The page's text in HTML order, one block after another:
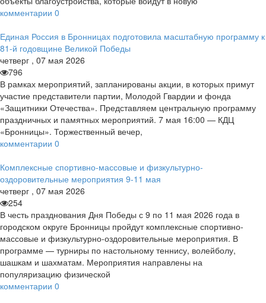
комментарии 0
Единая Россия в Бронницах подготовила масштабную программу к
81-й годовщине Великой Победы
четверг , 07 мая 2026
796
В рамках мероприятий, запланированы акции, в которых примут
участие представители партии, Молодой Гвардии и фонда
«Защитники Отечества». Представляем центральную программу
праздничных и памятных мероприятий. 7 мая 16:00 — КДЦ
«Бронницы». Торжественный вечер,
комментарии 0
Комплексные спортивно-массовые и физкультурно-
оздоровительные мероприятия 9-11 мая
четверг , 07 мая 2026
254
В честь празднования Дня Победы с 9 по 11 мая 2026 года в
городском округе Бронницы пройдут комплексные спортивно-
массовые и физкультурно-оздоровительные мероприятия. В
программе — турниры по настольному теннису, волейболу,
шашкам и шахматам. Мероприятия направлены на
популяризацию физической
комментарии 0